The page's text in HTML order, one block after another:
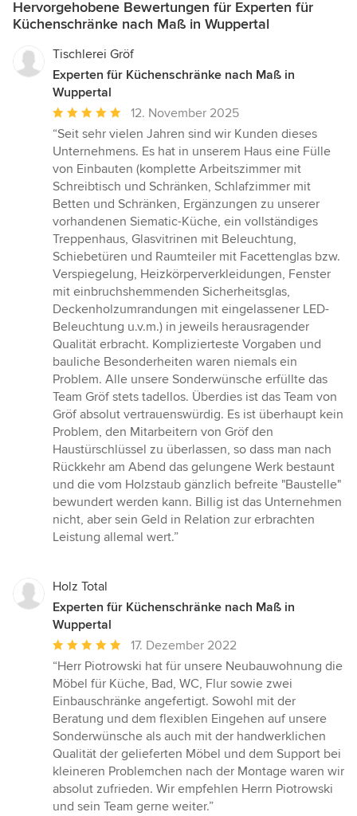
Hervorgehobene Bewertungen für Experten für
Küchenschränke nach Maß in Wuppertal
Tischlerei Gröf
Experten für Küchenschränke nach Maß in
Wuppertal
Durchschnittliche
Bewertung:
5
von
5
Sternen
12. November 2025
“Seit sehr vielen Jahren sind wir Kunden dieses
Unternehmens. Es hat in unserem Haus eine Fülle
von Einbauten (komplette Arbeitszimmer mit
Schreibtisch und Schränken, Schlafzimmer mit
Betten und Schränken, Ergänzungen zu unserer
vorhandenen Siematic-Küche, ein vollständiges
Treppenhaus, Glasvitrinen mit Beleuchtung,
Schiebetüren und Raumteiler mit Facettenglas bzw.
Verspiegelung, Heizkörperverkleidungen, Fenster
mit einbruchshemmenden Sicherheitsglas,
Deckenholzumrandungen mit eingelassener LED-
Beleuchtung u.v.m.) in jeweils herausragender
Qualität erbracht. Komplizierteste Vorgaben und
bauliche Besonderheiten waren niemals ein
Problem. Alle unsere Sonderwünsche erfüllte das
Team Gröf stets tadellos. Überdies ist das Team von
Gröf absolut vertrauenswürdig. Es ist überhaupt kein
Problem, den Mitarbeitern von Gröf den
Haustürschlüssel zu überlassen, so dass man nach
Rückkehr am Abend das gelungene Werk bestaunt
und die vom Holzstaub gänzlich befreite "Baustelle"
bewundert werden kann. Billig ist das Unternehmen
nicht, aber sein Geld in Relation zur erbrachten
Leistung allemal wert.”
Holz Total
Experten für Küchenschränke nach Maß in
Wuppertal
Durchschnittliche
Bewertung:
5
von
5
Sternen
17. Dezember 2022
“Herr Piotrowski hat für unsere Neubauwohnung die
Möbel für Küche, Bad, WC, Flur sowie zwei
Einbauschränke angefertigt. Sowohl mit der
Beratung und dem flexiblen Eingehen auf unsere
Sonderwünsche als auch mit der handwerklichen
Qualität der gelieferten Möbel und dem Support bei
kleineren Problemchen nach der Montage waren wir
absolut zufrieden. Wir empfehlen Herrn Piotrowski
und sein Team gerne weiter.”